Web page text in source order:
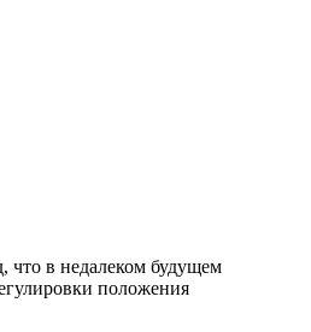
что в недалеком будущем
положения